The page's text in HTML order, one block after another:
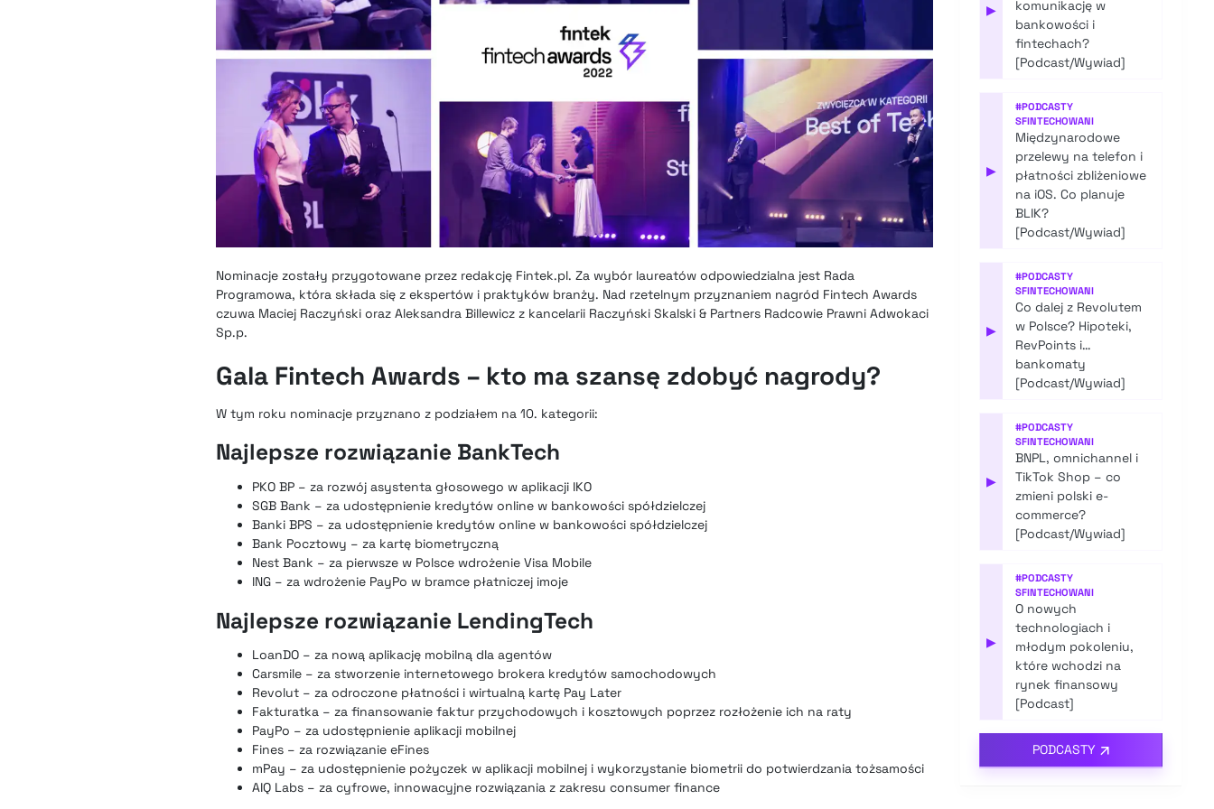
Nominacje zostały przygotowane przez redakcję Fintek.pl. Za wybór laureatów odpowiedzialna jest Rada
Programowa, która składa się z ekspertów i praktyków branży. Nad rzetelnym przyznaniem nagród Fintech Awards
czuwa Maciej Raczyński oraz Aleksandra Billewicz z kancelarii Raczyński Skalski & Partners Radcowie Prawni Adwokaci
Sp.p.
Gala Fintech Awards – kto ma szansę zdobyć nagrody?
W tym roku nominacje przyznano z podziałem na 10. kategorii:
Najlepsze rozwiązanie BankTech
PKO BP – za rozwój asystenta głosowego w aplikacji IKO
SGB Bank – za udostępnienie kredytów online w bankowości spółdzielczej
Banki BPS – za udostępnienie kredytów online w bankowości spółdzielczej
Bank Pocztowy – za kartę biometryczną
Nest Bank – za pierwsze w Polsce wdrożenie Visa Mobile
ING – za wdrożenie PayPo w bramce płatniczej imoje
Najlepsze rozwiązanie LendingTech
LoanDO – za nową aplikację mobilną dla agentów
Carsmile – za stworzenie internetowego brokera kredytów samochodowych
Revolut – za odroczone płatności i wirtualną kartę Pay Later
Fakturatka – za finansowanie faktur przychodowych i kosztowych poprzez rozłożenie ich na raty
PayPo – za udostępnienie aplikacji mobilnej
Fines – za rozwiązanie eFines
mPay – za udostępnienie pożyczek w aplikacji mobilnej i wykorzystanie biometrii do potwierdzania tożsamości
AIQ Labs – za cyfrowe, innowacyjne rozwiązania z zakresu consumer finance
▶
komunikację w
bankowości i
fintechach?
[Podcast/Wywiad]
▶
#PODCASTY
SFINTECHOWANI
Międzynarodowe
przelewy na telefon i
płatności zbliżeniowe
na iOS. Co planuje
BLIK?
[Podcast/Wywiad]
▶
#PODCASTY
SFINTECHOWANI
Co dalej z Revolutem
w Polsce? Hipoteki,
RevPoints i…
bankomaty
[Podcast/Wywiad]
▶
#PODCASTY
SFINTECHOWANI
BNPL, omnichannel i
TikTok Shop – co
zmieni polski e-
commerce?
[Podcast/Wywiad]
▶
#PODCASTY
SFINTECHOWANI
O nowych
technologiach i
młodym pokoleniu,
które wchodzi na
rynek finansowy
[Podcast]
PODCASTY